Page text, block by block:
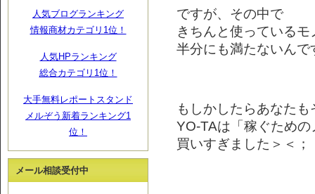
ですが、その中で
きちんと使っているモ
半分にも満たないんで
もしかしたらあなた
YO-TAは「稼ぐため
買いすぎました＞＜；
人気ブログランキング
情報商材カテゴリ1位！
人気HPランキング
総合カテゴリ1位！
大手無料レポートスタンド
メルぞう新着ランキング1
位！
メール相談受付中